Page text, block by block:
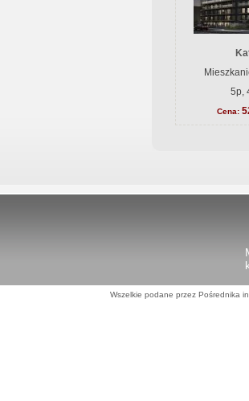
5p,
Cena:
Wszelkie podane przez Pośrednika